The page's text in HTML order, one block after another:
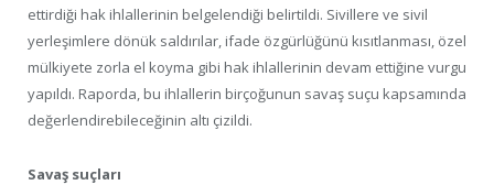
ettirdiği hak ihlallerinin belgelendiği belirtildi. Sivillere ve sivil
yerleşimlere dönük saldırılar, ifade özgürlüğünü kısıtlanması, özel
mülkiyete zorla el koyma gibi hak ihlallerinin devam ettiğine vurgu
yapıldı. Raporda, bu ihlallerin birçoğunun savaş suçu kapsamında
değerlendirebileceğinin altı çizildi.
Savaş suçları